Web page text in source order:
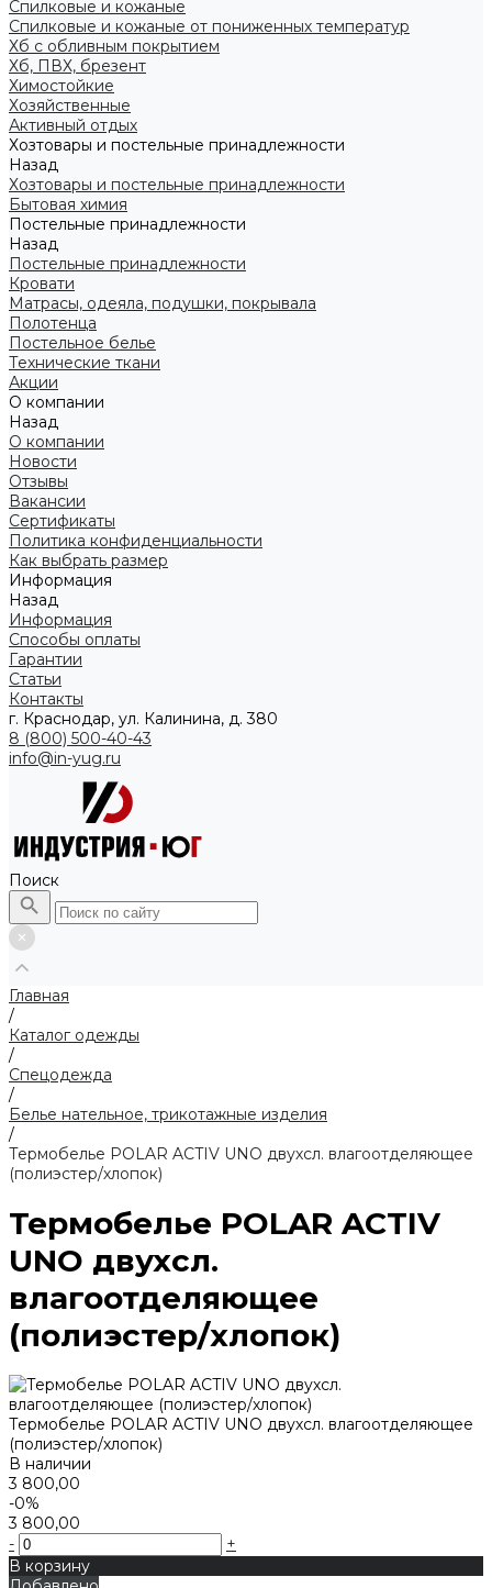
Спилковые и кожаные
Спилковые и кожаные от пониженных температур
Хб с обливным покрытием
Хб, ПВХ, брезент
Химостойкие
Хозяйственные
Активный отдых
Хозтовары и постельные принадлежности
Назад
Хозтовары и постельные принадлежности
Бытовая химия
Постельные принадлежности
Назад
Постельные принадлежности
Кровати
Матрасы, одеяла, подушки, покрывала
Полотенца
Постельное белье
Технические ткани
Акции
О компании
Назад
О компании
Новости
Отзывы
Вакансии
Сертификаты
Политика конфиденциальности
Как выбрать размер
Информация
Назад
Информация
Способы оплаты
Гарантии
Статьи
Контакты
г. Краснодар, ул. Калинина, д. 380
8 (800) 500-40-43
info@in-yug.ru
Поиск
Главная
/
Каталог одежды
/
Спецодежда
/
Белье нательное, трикотажные изделия
/
Термобелье POLAR ACTIV UNO двухсл. влагоотделяющее
(полиэстер/хлопок)
Термобелье POLAR ACTIV
UNO двухсл.
влагоотделяющее
(полиэстер/хлопок)
Термобелье POLAR ACTIV UNO двухсл. влагоотделяющее
(полиэстер/хлопок)
В наличии
3 800,00
-0%
3 800,00
-
+
В корзину